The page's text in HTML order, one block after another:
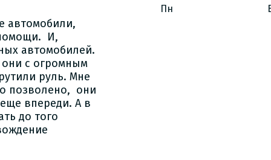
автомобили,
И,
автомобилей.
они с огромным
руль. Мне
позволено, они
впереди. А в
до того
Пн